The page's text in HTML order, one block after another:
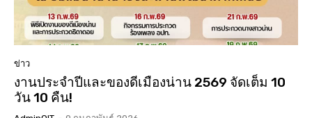
ข่าว
งานประจำปีและของดีเมืองน่าน 2569 จัดเต็ม 10
วัน 10 คืน!